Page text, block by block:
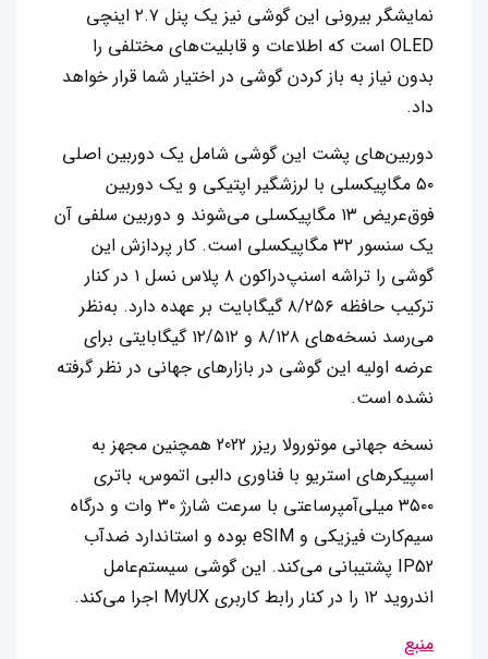
نمایشگر بیرونی این گوشی نیز یک پنل ۲.۷ اینچی
OLED است که اطلاعات و قابلیت‌های مختلفی را
بدون نیاز به باز کردن گوشی در اختیار شما قرار خواهد
داد.
دوربین‌های پشت این گوشی شامل یک دوربین اصلی
۵۰ مگاپیکسلی با لرزشگیر اپتیکی و یک دوربین
فوق‌عریض ۱۳ مگاپیکسلی می‌شوند و دوربین سلفی آن
یک سنسور ۳۲ مگاپیکسلی است. کار پردازش این
گوشی را تراشه اسنپ‌دراکون ۸ پلاس نسل ۱ در کنار
ترکیب حافظه‌ ۸/۲۵۶ گیگابایت بر عهده دارد. به‌نظر
می‌رسد نسخه‌های ۸/۱۲۸ و ۱۲/۵۱۲ گیگابایتی برای
عرضه اولیه این گوشی در بازارهای جهانی در نظر گرفته
نشده است.‌
نسخه جهانی موتورولا ریزر 2022 همچنین مجهز به
اسپیکرهای استریو با فناوری دالبی اتموس، باتری
۳۵۰۰ میلی‌آمپرساعتی با سرعت شارژ ۳۰ وات و درگاه
سیم‌کارت فیزیکی و eSIM بوده و استاندارد ضدآب
IP52 پشتیبانی می‌کند. این گوشی سیستم‌عامل
اندروید ۱۲ را در کنار رابط کاربری MyUX اجرا می‌کند.
منبع